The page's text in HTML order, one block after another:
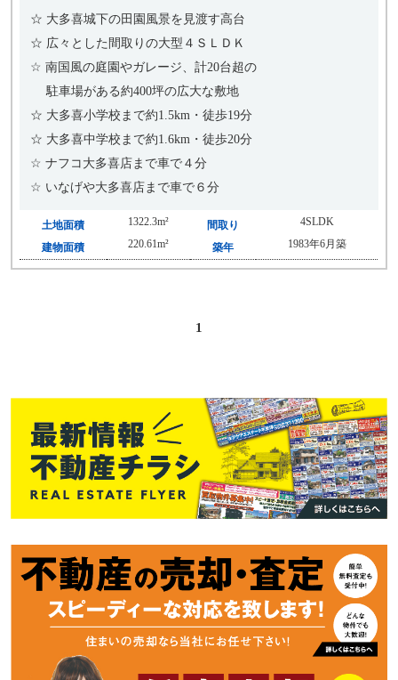
☆ 大多喜城下の田園風景を見渡す高台
☆ 広々とした間取りの大型４ＳＬＤＫ
☆ 南国風の庭園やガレージ、計20台超の
駐車場がある約400坪の広大な敷地
☆ 大多喜小学校まで約1.5km・徒歩19分
☆ 大多喜中学校まで約1.6km・徒歩20分
☆ ナフコ大多喜店まで車で４分
☆ いなげや大多喜店まで車で６分
土地面積 1322.3m² 間取り 4SLDK
建物面積 220.61m² 築年 1983年6月築
1